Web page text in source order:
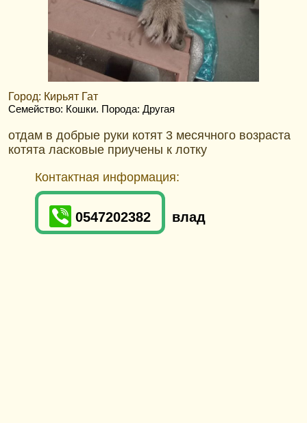
Город: Кирьят Гат
Семейство: Кошки. Порода: Другая
отдам в добрые руки котят 3 месячного возраста
котята ласковые приучены к лотку
Контактная информация:
0547202382 влад